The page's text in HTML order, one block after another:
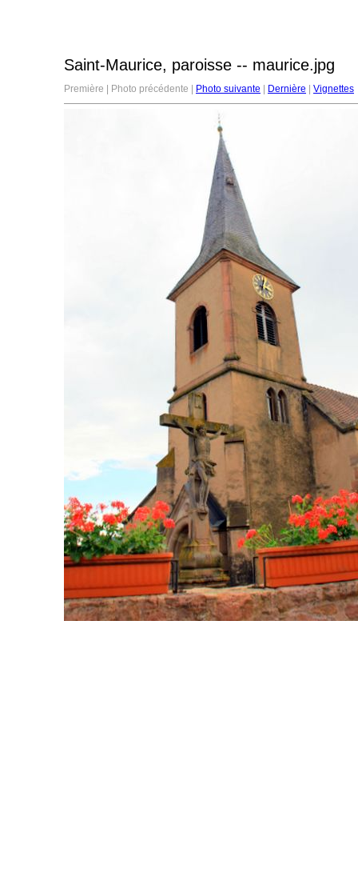
Saint-Maurice, paroisse -- maurice.jpg
Première | Photo précédente | Photo suivante Dernière Vignettes